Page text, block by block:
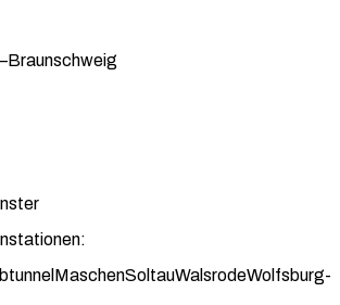
MaschenSoltauWalsrodeWolfsburg-